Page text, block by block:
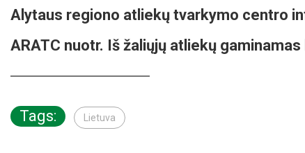
Alytaus regiono atliekų tvarkymo centro
ARATC nuotr. Iš žaliųjų atliekų
Tags: Lietuva